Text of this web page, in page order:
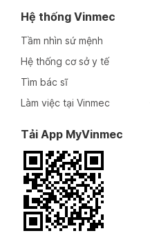
Hệ thống Vinmec
Tầm nhìn sứ mệnh
Hệ thống cơ sở y tế
Tìm bác sĩ
Làm việc tại Vinmec
Tải App MyVinmec